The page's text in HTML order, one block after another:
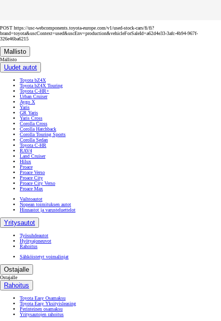
POST https://usc-webcomponents.toyota-europe.com/v1/used-stock-cars/fi/fi?
brand=toyota&uscContext=used&uscEnv=production&vehicleForSaleId=a62d4e33-3afc-4b94-967f-
326e46ba6215
Mallisto
Mallisto
Uudet autot
Toyota bZ4X
Toyota bZ4X Touring
Toyota C-HR+
Urban Cruiser
Aygo X
Yaris
GR Yaris
Yaris Cross
Corolla Cross
Corolla Hatchback
Corolla Touring Sports
Corolla Sedan
Toyota C-HR
RAV4
Land Cruiser
Hilux
Proace
Proace Verso
Proace City
Proace City Verso
Proace Max
Vaihtoautot
Nopean toimituksen autot
Hinnastot ja varusteluettelot
Yritysautot
Työsuhdeautot
Hyötyajoneuvot
Rahoitus
Sähköistetyt voimalinjat
Ostajalle
Ostajalle
Rahoitus
Toyota Easy Osamaksu
Toyota Easy Yksityisleasing
Perinteinen osamaksu
Yritysautojen rahoitus